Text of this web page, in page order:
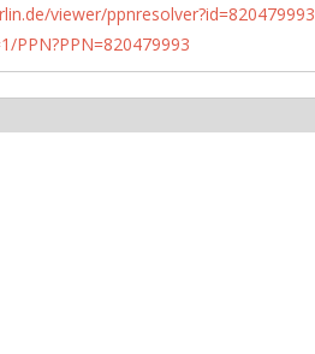
viewer/ppnresolver?id=820479993
PPN?PPN=820479993